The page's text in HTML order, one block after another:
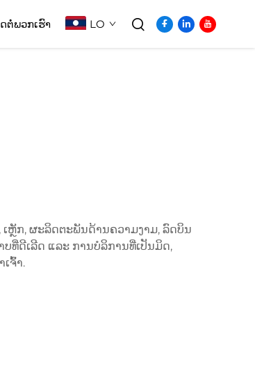
ຕໍ່ພວກເຮົາ LO
ຫຼັກ, ຜະລິດຕະພັນດ້ານຄວາມງາມ, ລົດບິນ
ທີ່ດີເລີດ ແລະ ການບໍລິການທີ່ເປັນມິດ,
ຈົ້າ.